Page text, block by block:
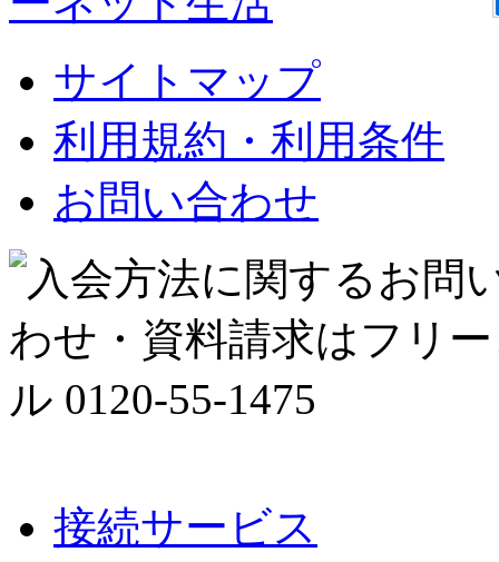
サイトマップ
利用規約・利用条件
お問い合わせ
接続サービス